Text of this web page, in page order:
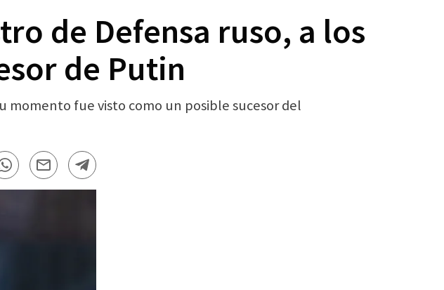
de Defensa ruso, a los
de Putin
momento fue visto como un posible sucesor del